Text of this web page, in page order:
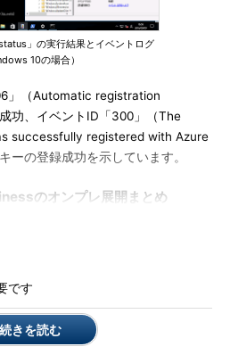
」の実行結果とイベントログ
10の場合）
」（Automatic registration
功、イベントID「300」（The
successfully registered with Azure
ーの登録成功を示しています。
のオンプレ展開まとめ
入できるようになります。
おいてもクラウドサービスの利用
です
続きを読む